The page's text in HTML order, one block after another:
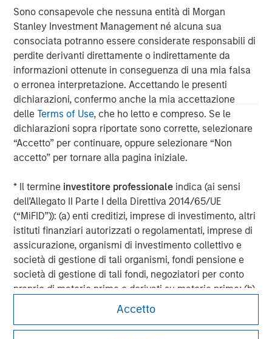
Sono consapevole che nessuna entità di Morgan
Stanley Investment Management né alcuna sua
consociata potranno essere considerate responsabili di
perdite derivanti direttamente o indirettamente da
informazioni ottenute in conseguenza di una mia falsa
o erronea interpretazione. Accettando le presenti
dichiarazioni, confermo anche la mia accettazione
delleTerms of Use, che ho letto e compreso. Se le
dichiarazioni sopra riportate sono corrette, selezionare
“Accetto” per continuare, oppure selezionare “Non
accetto” per tornare alla pagina iniziale.
* Il termine investitore professionale indica (ai sensi
dell’Allegato II Parte I della Direttiva 2014/65/UE
(“MiFID”)): (a) enti creditizi, imprese di investimento, altri
istituti finanziari autorizzati o regolamentati, imprese di
assicurazione, organismi di investimento collettivo e
società di gestione di tali organismi, fondi pensione e
società di gestione di tali fondi, negoziatori per conto
proprio di materie prime e derivati su materie prime; (b)
le imprese di grandi dimensioni che ottemperano, a
criteri dimensionali: (i) totale di bilancio: EUR 20 milioni,
Accetto
banking, securities, wealth management and investment
management services. With offices in more than 43
countries, the Firm's employees serve clients worldwide
including corporations, governments, institutions and
individuals. For further information about Morgan Stanley,
please visit www.morganstanley.com .